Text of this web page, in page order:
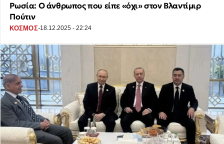
Ρωσία: Ο άνθρωπος που είπε «όχι» στον Βλαντίμιρ
Πούτιν
ΚΟΣΜΟΣ·18.12.2025 - 22:24